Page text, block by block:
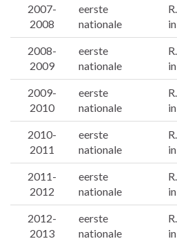
2007-
2008
eerste
nationale
2008-
2009
eerste
nationale
2009-
2010
eerste
nationale
2010-
2011
eerste
nationale
2011-
2012
eerste
nationale
2012-
2013
eerste
nationale